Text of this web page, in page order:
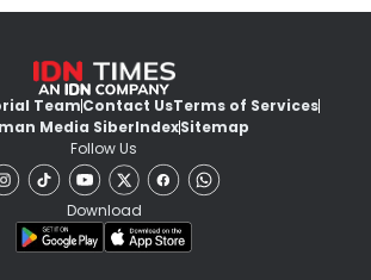
TeamContact UsTerms of Services
Media SiberIndexSitemap
Follow Us
Download